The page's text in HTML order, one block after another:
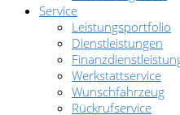
Service
Leistungsportfolio
Dienstleistungen
Werkstattservice
Wunschfahrzeug
Rückrufservice